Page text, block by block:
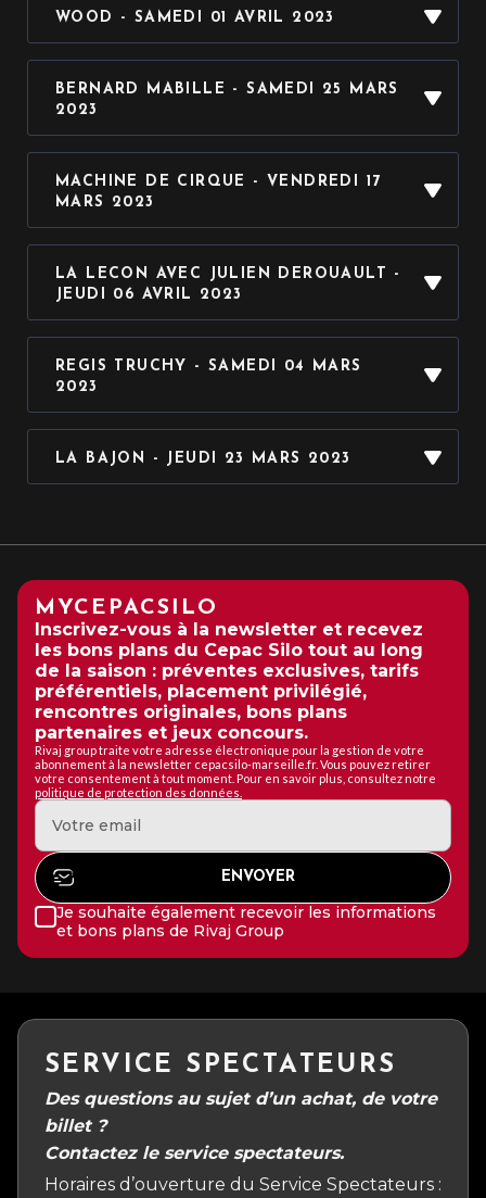
WOOD - SAMEDI 01 AVRIL 2023
J’EN PROFITE
BERNARD MABILLE - SAMEDI 25 MARS
2023
J’EN PROFITE
MACHINE DE CIRQUE - VENDREDI 17
MARS 2023
LA LECON AVEC JULIEN DEROUAULT -
JEUDI 06 AVRIL 2023
jeudi 06 avril 2023 · 20h00
REGIS TRUCHY - SAMEDI 04 MARS
2023
J’EN PROFITE
LA BAJON - JEUDI 23 MARS 2023
J’EN PROFITE
MYCEPACSILO
Inscrivez-vous à la newsletter et recevez
les bons plans du Cepac Silo tout au long
de la saison : préventes exclusives, tarifs
préférentiels, placement privilégié,
rencontres originales, bons plans
partenaires et jeux concours.
Rivaj group traite votre adresse électronique pour la gestion de votre
abonnement à la newsletter cepacsilo-marseille.fr. Vous pouvez retirer
votre consentement à tout moment. Pour en savoir plus, consultez notre
politique de protection des données.
Je souhaite également recevoir les informations
et bons plans de Rivaj Group
SERVICE SPECTATEURS
Des questions au sujet d’un achat, de votre
billet ?
Contactez le service spectateurs.
Horaires d’ouverture du Service Spectateurs :